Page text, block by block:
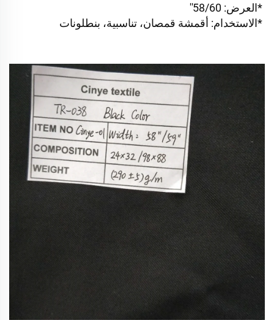
*العرض: 58/60''
*الاستخدام: أقمشة قمصان، تناسبية، بنطلونات